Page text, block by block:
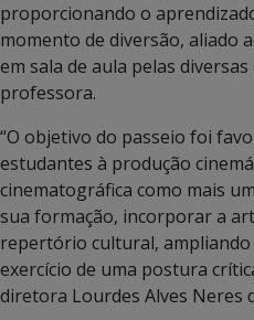
proporcionando o
momento de diversão, aliado
em sala de aula pelas
professora.
“O objetivo do passeio foi
estudantes à produção
cinematográfica como mais
sua formação, incorporar a
repertório cultural,
exercício de uma postura
diretora Lourdes Alves Neres